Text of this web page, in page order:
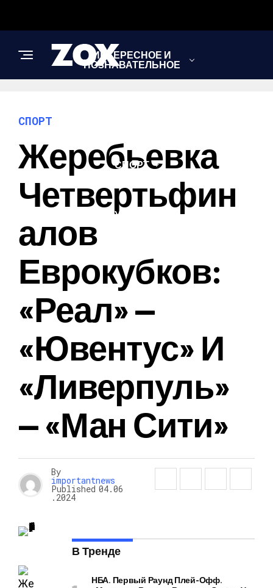
ИНТЕРЕСНОЕ И
ПОЗНАВАТЕЛЬНОЕ
СПОРТ
ШОУ-БИЗНЕС
СПОРТ
Жеребьевка
Четвертьфин
Алов
Еврокубков:
«Реал» —
«Ювентус» И
«Ливерпуль»
— «Ман Сити»
By
importantnews
Published 04.06
.2024
В Тренде
НБА. Первый Раунд Плей-Офф.